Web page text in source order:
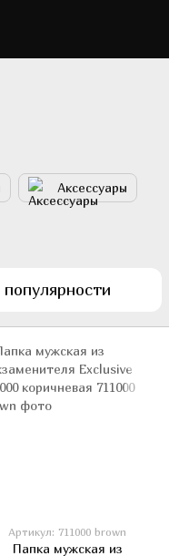
Аксессуары
Артикул: 711000 brown
Папка мужская из